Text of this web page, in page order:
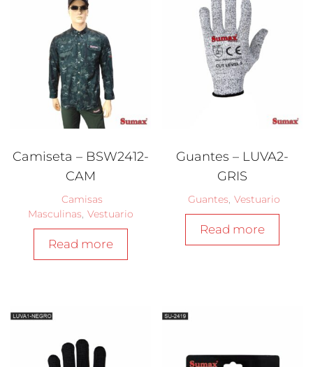
Camiseta – BSW2412-
CAM
Camisas
Masculinas Vestuario
Read more
Guantes – LUVA2-
GRIS
Guantes Vestuario
Read more